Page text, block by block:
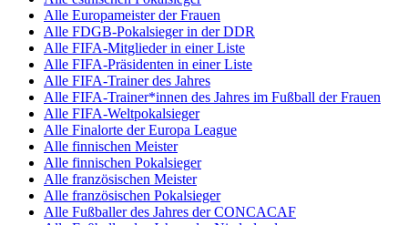
Alle Europameister der Frauen
Alle FDGB-Pokalsieger in der DDR
Alle FIFA-Mitglieder in einer Liste
Alle FIFA-Präsidenten in einer Liste
Alle FIFA-Trainer des Jahres
Alle FIFA-Trainer*innen des Jahres im Fußball der Frauen
Alle FIFA-Weltpokalsieger
Alle Finalorte der Europa League
Alle finnischen Meister
Alle finnischen Pokalsieger
Alle französischen Meister
Alle französischen Pokalsieger
Alle Fußballer des Jahres der CONCACAF